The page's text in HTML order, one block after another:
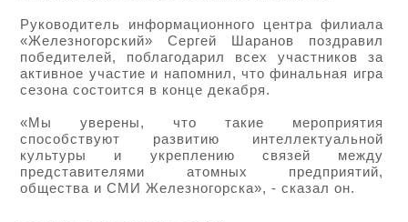
Руководитель информационного центра филиала
«Железногорский» Сергей Шаранов поздравил
победителей, поблагодарил всех участников за
активное участие и напомнил, что финальная игра
сезона состоится в конце декабря.
«Мы уверены, что такие мероприятия
способствуют развитию интеллектуальной
культуры и укреплению связей между
представителями атомных предприятий,
общества и СМИ Железногорска», - сказал он.